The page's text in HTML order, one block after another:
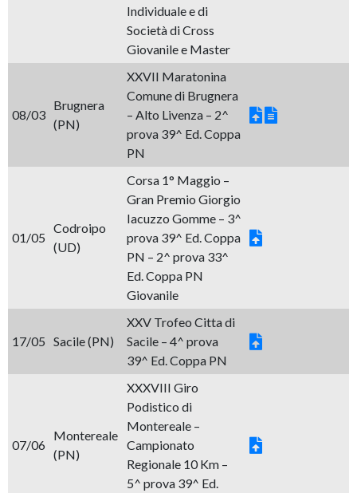
Individuale e di
Società di Cross
Giovanile e Master
08/03
Brugnera
(PN)
XXVII Maratonina
Comune di Brugnera
– Alto Livenza – 2^
prova 39^ Ed. Coppa
PN
01/05
Codroipo
(UD)
Corsa 1° Maggio –
Gran Premio Giorgio
Iacuzzo Gomme – 3^
prova 39^ Ed. Coppa
PN – 2^ prova 33^
Ed. Coppa PN
Giovanile
17/05 Sacile (PN)
XXV Trofeo Citta di
Sacile – 4^ prova
39^ Ed. Coppa PN
07/06
Montereale
(PN)
XXXVIII Giro
Podistico di
Montereale –
Campionato
Regionale 10 Km –
5^ prova 39^ Ed.